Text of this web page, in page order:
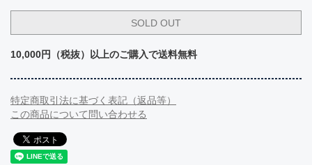
10,000円（税抜）以上のご購入で送料無料
特定商取引法に基づく表記（返品等）
この商品について問い合わせる